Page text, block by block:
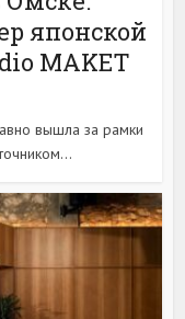
японской
MAKET
вышла за рамки